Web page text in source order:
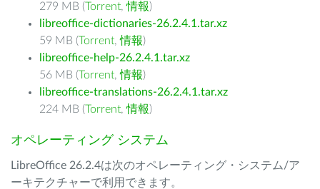
279 MB (Torrent,情報)
libreoffice-dictionaries-26.2.4.1.tar.xz
59 MB (Torrent,情報)
libreoffice-help-26.2.4.1.tar.xz
56 MB (Torrent,情報)
libreoffice-translations-26.2.4.1.tar.xz
224 MB (Torrent,情報)
オペレーティング システム
LibreOffice 26.2.4は次のオペレーティング・システム/ア
ーキテクチャーで利用できます。